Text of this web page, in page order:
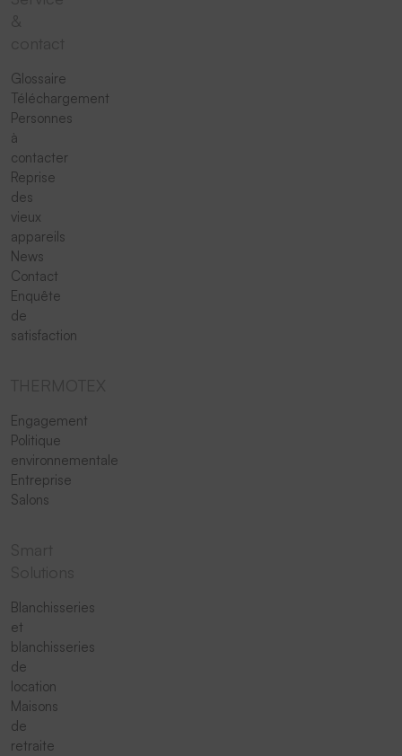
Glossaire
Téléchargement
Personnes
à
contacter
Reprise
des
vieux
appareils
News
Contact
Enquête
de
satisfaction
Engagement
Politique
environnementale
Entreprise
Salons
Blanchisseries
et
blanchisseries
de
location
Maisons
de
retraite